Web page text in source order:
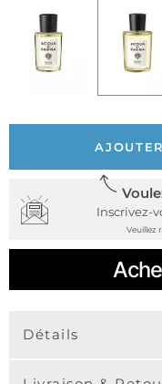
Inscrivez-
Veuillez
Détails